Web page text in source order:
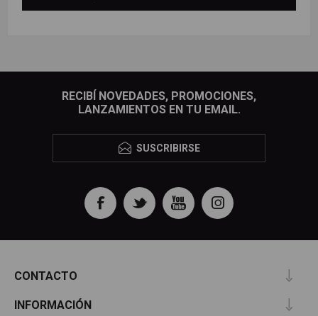
RECIBÍ NOVEDADES, PROMOCIONES,
LANZAMIENTOS EN TU EMAIL.
SUSCRIBIRSE
CONTACTO
INFORMACIÓN